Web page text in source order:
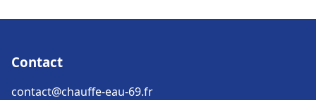
Contact
contact@chauffe-eau-69.fr